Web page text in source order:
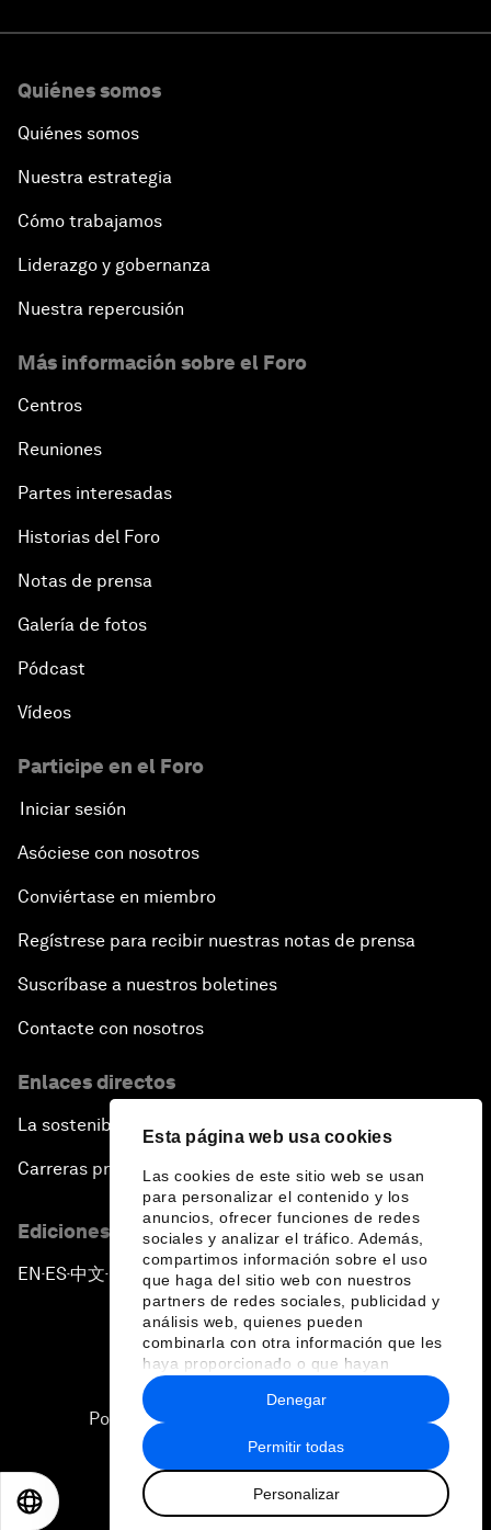
Esta página web usa cookies
Las cookies de este sitio web se usan
para personalizar el contenido y los
anuncios, ofrecer funciones de redes
sociales y analizar el tráfico. Además,
compartimos información sobre el uso
que haga del sitio web con nuestros
partners de redes sociales, publicidad y
análisis web, quienes pueden
combinarla con otra información que les
haya proporcionado o que hayan
recopilado a partir del uso que haya
hecho de sus servicios.
Permitir todas
Personalizar
Denegar
Quiénes somos
Quiénes somos
Nuestra estrategia
Cómo trabajamos
Liderazgo y gobernanza
Nuestra repercusión
Más información sobre el Foro
Centros
Reuniones
Partes interesadas
Historias del Foro
Notas de prensa
Galería de fotos
Pódcast
Vídeos
Participe en el Foro
Iniciar sesión
Asóciese con nosotros
Conviértase en miembro
Regístrese para recibir nuestras notas de prensa
Suscríbase a nuestros boletines
Contacte con nosotros
Enlaces directos
La sostenibilidad en el Foro
Carreras profesionales
Ediciones en otros idiomas
EN ▪ ES▪中文▪ 日本語
Política de privacidad y normas de uso
2026 Foro Económico Mundial